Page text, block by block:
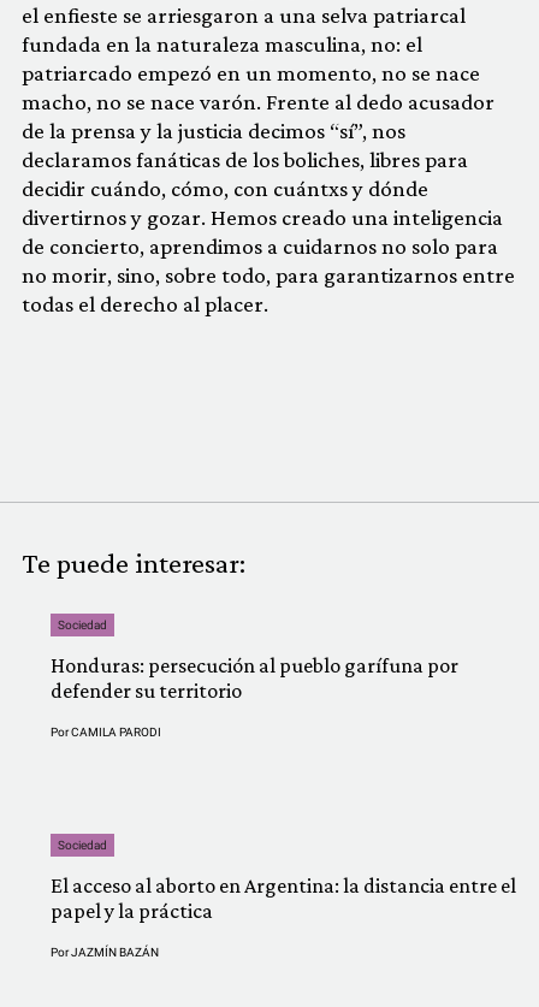
el enfieste se arriesgaron a una selva patriarcal
fundada en la naturaleza masculina, no: el
patriarcado empezó en un momento, no se nace
macho, no se nace varón. Frente al dedo acusador
de la prensa y la justicia decimos “sí”, nos
declaramos fanáticas de los boliches, libres para
decidir cuándo, cómo, con cuántxs y dónde
divertirnos y gozar. Hemos creado una inteligencia
de concierto, aprendimos a cuidarnos no solo para
no morir, sino, sobre todo, para garantizarnos entre
todas el derecho al placer.
Te puede interesar:
Sociedad
Honduras: persecución al pueblo garífuna por
defender su territorio
PorCAMILA PARODI
Sociedad
El acceso al aborto en Argentina: la distancia entre el
papel y la práctica
PorJAZMÍN BAZÁN